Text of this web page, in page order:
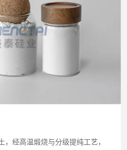
药级安全标准赋能制药企业合
经高温煅烧与分级提纯工艺，